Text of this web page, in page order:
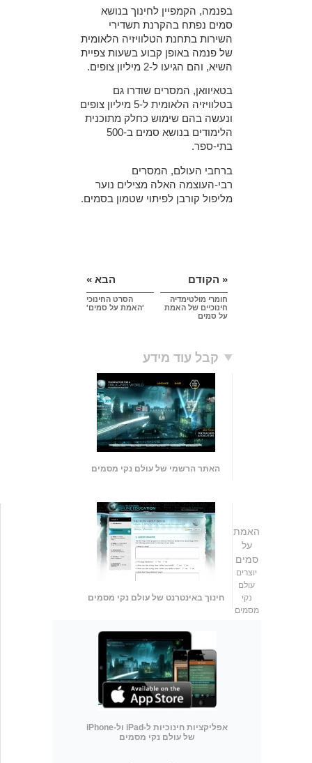
בפנמה, הקמפיין לחינוך בנושא
סמים נפתח בהקרנת תשדירי
השירות בתחנת הטלוויזיה הלאומית
של פנמה באופן קבוע בשעות צפיית
השיא, והם הגיעו ל-2 מיליון צופים.
בטאיוואן, המסרים שודרו גם
בטלוויזיה הלאומית ל-5 מיליון צופים
ונעשה בהם שימוש כחלק מתוכנית
הלימודים בנושא סמים ב-500
בתי-ספר.
ברחבי העולם, המסרים
רבי-העוצמה האלה מצילים נוער
מליפול קורבן לפיתוי שטמון בסמים.
« הקודם
חומרי מולטימדיה
חינוכיים של האמת
על סמים
הבא »
הסרט החינוכי
'האמת על סמים'
קבל עוד מידע
האתר הרשמי של עולם נקי מסמים
חינוך באינטרנט של עולם נקי מסמים
אפליקציות חינוכיות ל-iPad ול-iPhone
של עולם נקי מסמים
האמת
על
סמים
יוצרים
עולם
נקי
מסמים